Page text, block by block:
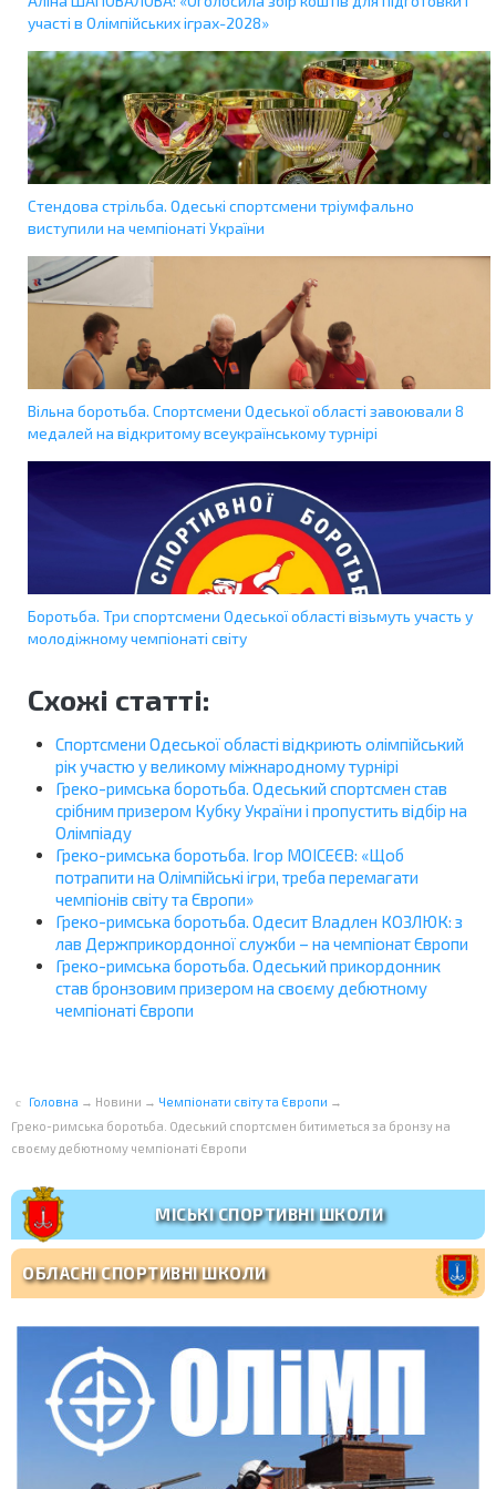
участі в Олімпійських іграх-2028»
Стендова стрільба. Одеські спортсмени тріумфально
виступили на чемпіонаті України
Вільна боротьба. Спортсмени Одеської області завоювали 8
медалей на відкритому всеукраїнському турнірі
Боротьба. Три спортсмени Одеської області візьмуть участь у
молодіжному чемпіонаті світу
Схожі статті:
Спортсмени Одеської області відкриють олімпійський
рік участю у великому міжнародному турнірі
Греко-римська боротьба. Одеський спортсмен став
срібним призером Кубку України і пропустить відбір на
Олімпіаду
Греко-римська боротьба. Ігор МОІСЕЄВ: «Щоб
потрапити на Олімпійські ігри, треба перемагати
чемпіонів світу та Європи»
Греко-римська боротьба. Одесит Владлен КОЗЛЮК: з
лав Держприкордонної служби – на чемпіонат Європи
Греко-римська боротьба. Одеський прикордонник
став бронзовим призером на своєму дебютному
чемпіонаті Європи
Головна → Новини → Чемпіонати світу та Європи
→
Греко-римська боротьба. Одеський спортсмен битиметься за бронзу на
своєму дебютному чемпіонаті Європи
МІСЬКІ СПОРТИВНІ ШКОЛИ
ОБЛАСНІ СПОРТИВНІ ШКОЛИ